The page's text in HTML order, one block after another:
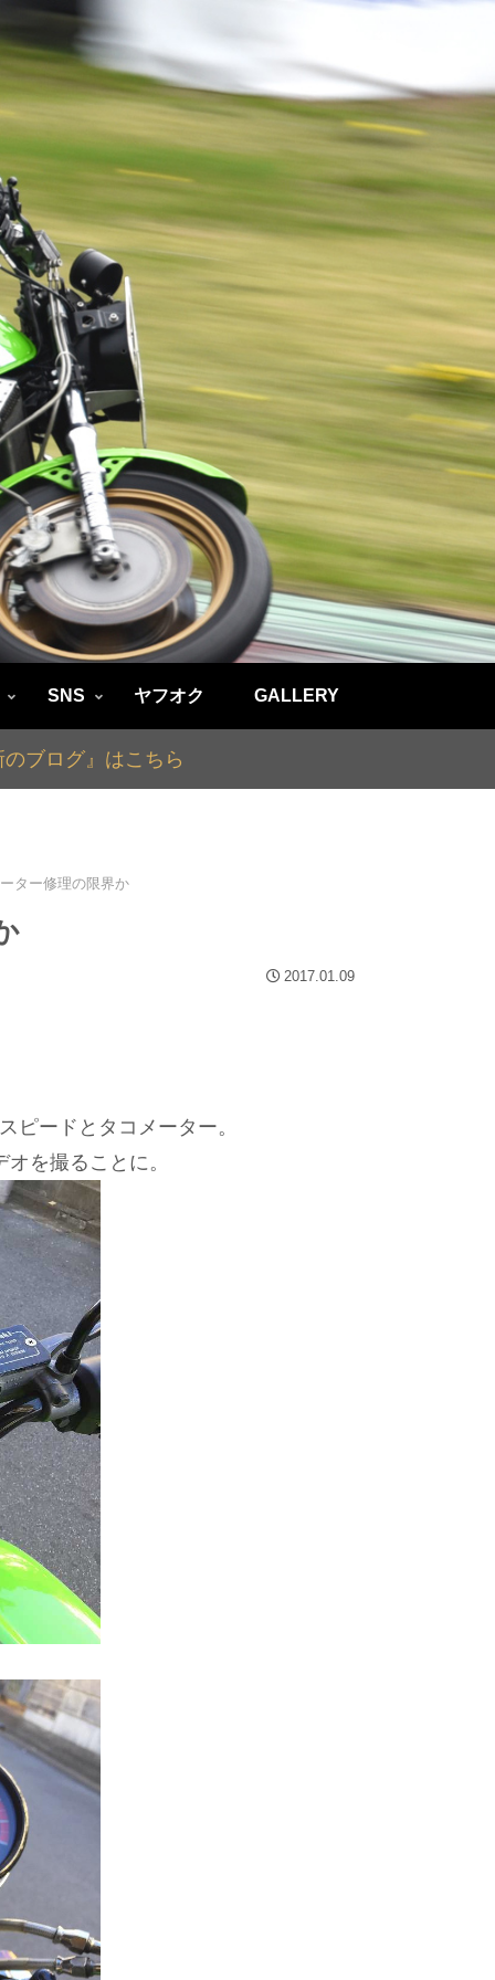
SNS ヤフオク GALLERY
ブログ』はこちら
ー修理の限界か
2017.01.09
ピードとタコメーター。
を撮ることに。